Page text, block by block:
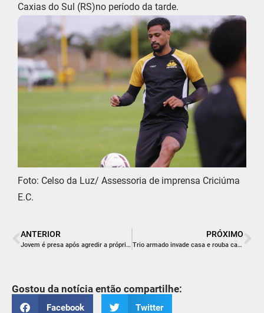
Caxias do Sul (RS)no período da tarde.
Foto: Celso da Luz/ Assessoria de imprensa Criciúma
E.C.
ANTERIOR
Jovem é presa após agredir a própria avó durante discussão em Criciúma
PRÓXIMO
Trio armado invade casa e rouba carro, eletrônicos e alimentos em Criciúma
Gostou da notícia então compartilhe:
Facebook Twitter